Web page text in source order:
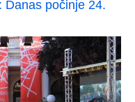
Danas počinje 24.